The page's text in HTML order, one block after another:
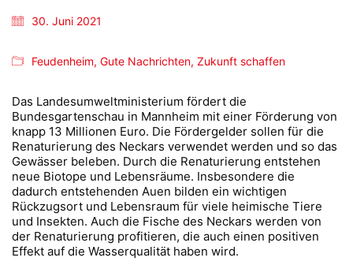
30. Juni 2021
Feudenheim, Gute Nachrichten, Zukunft schaffen
Das Landesumweltministerium fördert die
Bundesgartenschau in Mannheim mit einer Förderung von
knapp 13 Millionen Euro. Die Fördergelder sollen für die
Renaturierung des Neckars verwendet werden und so das
Gewässer beleben. Durch die Renaturierung entstehen
neue Biotope und Lebensräume. Insbesondere die
dadurch entstehenden Auen bilden ein wichtigen
Rückzugsort und Lebensraum für viele heimische Tiere
und Insekten. Auch die Fische des Neckars werden von
der Renaturierung profitieren, die auch einen positiven
Effekt auf die Wasserqualität haben wird.